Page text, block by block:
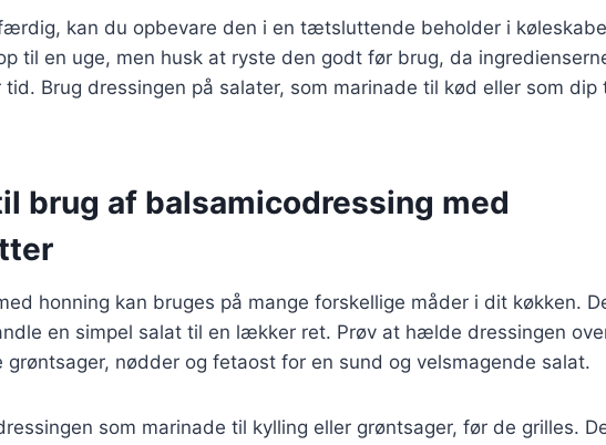
kan du opbevare den i en tætsluttende beholder i
til en uge, men husk at ryste den godt før brug, da
tid. Brug dressingen på salater, som marinade til kød eller som dip
brug af balsamicodressing med
honning kan bruges på mange forskellige måder i dit køkken.
en simpel salat til en lækker ret. Prøv at hælde dressingen
grøntsager, nødder og fetaost for en sund og velsmagende salat.
som marinade til kylling eller grøntsager, før de grilles.